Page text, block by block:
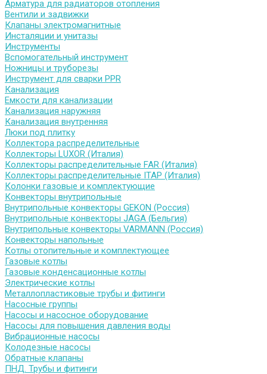
Арматура для радиаторов отопления
Вентили и задвижки
Клапаны электромагнитные
Инсталяции и унитазы
Инструменты
Вспомогательный инструмент
Ножницы и труборезы
Инструмент для сварки PPR
Канализация
Емкости для канализации
Канализация наружняя
Канализация внутренняя
Люки под плитку
Коллектора распределительные
Коллекторы LUXOR (Италия)
Коллекторы распределительные FAR (Италия)
Коллекторы распределительные ITAP (Италия)
Колонки газовые и комплектующие
Конвекторы внутрипольные
Внутрипольные конвекторы GEKON (Россия)
Внутрипольные конвекторы JAGA (Бельгия)
Внутрипольные конвекторы VARMANN (Россия)
Конвекторы напольные
Котлы отопительные и комплектующее
Газовые котлы
Газовые конденсационные котлы
Электрические котлы
Металлопластиковые трубы и фитинги
Насосные группы
Насосы и насосное оборудование
Насосы для повышения давления воды
Вибрационные насосы
Колодезные насосы
Обратные клапаны
ПНД. Трубы и фитинги